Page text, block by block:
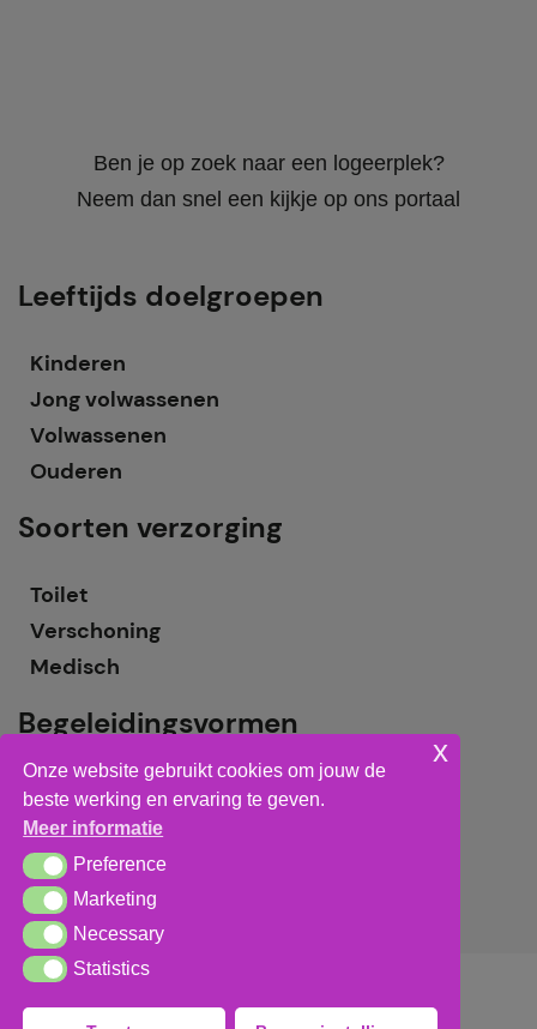
Ben je op zoek naar een logeerplek?
Neem dan snel een kijkje op ons portaal
Leeftijds doelgroepen
Kinderen
Jong volwassenen
Volwassenen
Ouderen
Soorten verzorging
Toilet
Verschoning
Medisch
Begeleidingsvormen
Grote groepsbegeleiding
Kleine groepsbegeleiding
Individuele begeleiding
cookieverklaring
Onze website gebruikt cookies om jouw de
beste werking en ervaring te geven.
Meer informatie
PreferencePreference
MarketingMarketing
NecessaryNecessary
StatisticsStatistics
x